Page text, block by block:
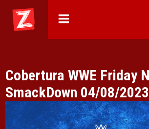
Cobertura WWE Friday
SmackDown 04/08/2023